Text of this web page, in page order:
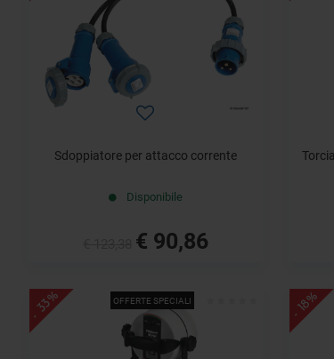
Sdoppiatore per attacco corrente
Disponibile
€ 90,86
OFFERTE SPECIALI
- 33% - 18%